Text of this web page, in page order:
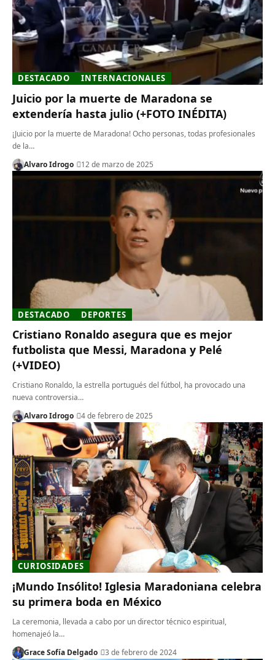
DESTACADO INTERNACIONALES
Juicio por la muerte de Maradona se
extendería hasta julio (+FOTO INÉDITA)
¡Juicio por la muerte de Maradona! Ocho personas, todas profesionales
de la…
Alvaro Idrogo
12 de marzo de 2025
DESTACADO DEPORTES
Cristiano Ronaldo asegura que es mejor
futbolista que Messi, Maradona y Pelé
(+VIDEO)
Cristiano Ronaldo, la estrella portugués del fútbol, ha provocado una
nueva controversia…
Alvaro Idrogo
4 de febrero de 2025
CURIOSIDADES
¡Mundo Insólito! Iglesia Maradoniana celebra
su primera boda en México
La ceremonia, llevada a cabo por un director técnico espiritual,
homenajeó la…
Grace Sofía Delgado
3 de febrero de 2024